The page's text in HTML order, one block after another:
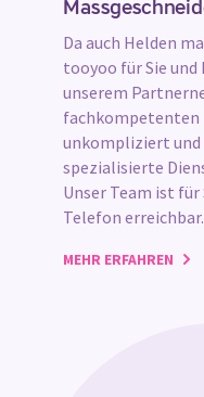
Da auch Helden
tooyoo für Sie und
unserem
fachkompetenten
unkompliziert
spezialisierte
Unser Team ist für
Telefon erreichbar.
MEHR ERFAHREN